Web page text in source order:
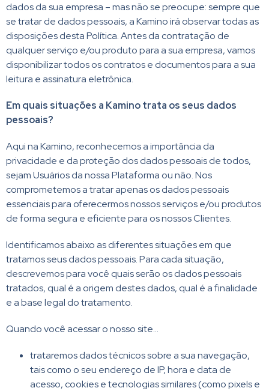
dados da sua empresa – mas não se preocupe: sempre que
se tratar de dados pessoais, a Kamino irá observar todas as
disposições desta Política. Antes da contratação de
qualquer serviço e/ou produto para a sua empresa, vamos
disponibilizar todos os contratos e documentos para a sua
leitura e assinatura eletrônica.
Em quais situações a Kamino trata os seus dados
pessoais?
Aqui na Kamino, reconhecemos a importância da
privacidade e da proteção dos dados pessoais de todos,
sejam Usuários da nossa Plataforma ou não. Nos
comprometemos a tratar apenas os dados pessoais
essenciais para oferecermos nossos serviços e/ou produtos
de forma segura e eficiente para os nossos Clientes.
Identificamos abaixo as diferentes situações em que
tratamos seus dados pessoais. Para cada situação,
descrevemos para você quais serão os dados pessoais
tratados, qual é a origem destes dados, qual é a finalidade
e a base legal do tratamento.
Quando você acessar o nosso site…
trataremos dados técnicos sobre a sua navegação,
tais como o seu endereço de IP, hora e data de
acesso, cookies e tecnologias similares (como pixels e